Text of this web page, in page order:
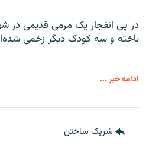
در پی انفجار یک مرمی قدیمی در
باخته و سه کودک دیگر زخمی
ادامه خبر ...
شریک ساختن